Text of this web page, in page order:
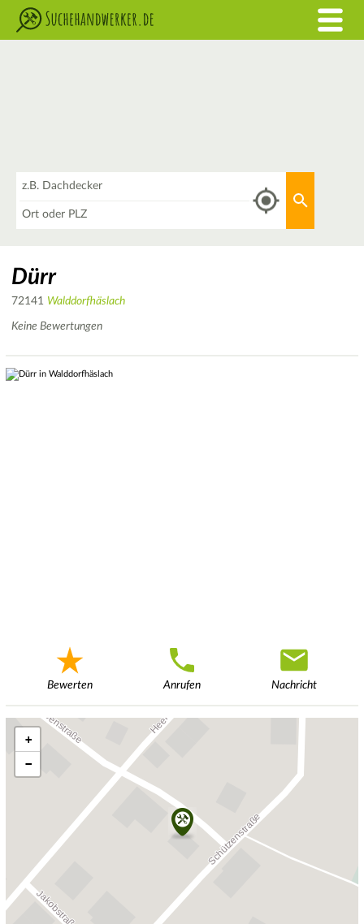
Dürr
72141 Walddorfhäslach
Keine Bewertungen
Bewerten Anrufen Nachricht
+
−